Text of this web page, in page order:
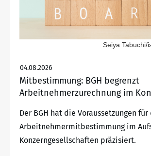
Seiya Tabuchi/
04.08.2026
Mitbestimmung: BGH begrenzt
Arbeitnehmerzurechnung im
Der BGH hat die Voraussetzungen für
Arbeitnehmermitbestimmung im
Konzerngesellschaften präzisiert.